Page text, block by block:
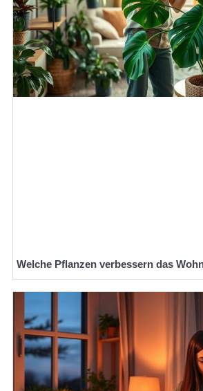
Welche Pflanzen verbessern das